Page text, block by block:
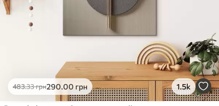
Яскраві, насичені кольори
Стійкість до вицвітання
Безпечне чорнило без запаху
Поверхня з текстурою полотна
Еко-Преміум
.00грн
483.33грн290.00 грн 1.5k